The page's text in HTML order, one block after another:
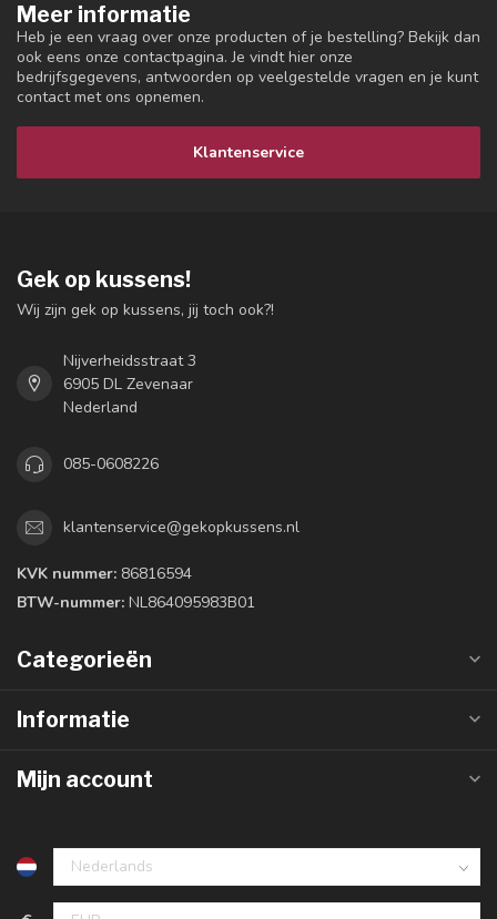
Meer informatie
Heb je een vraag over onze producten of je bestelling? Bekijk dan
ook eens onze contactpagina. Je vindt hier onze
bedrijfsgegevens, antwoorden op veelgestelde vragen en je kunt
contact met ons opnemen.
Klantenservice
Gek op kussens!
Wij zijn gek op kussens, jij toch ook?!
Nijverheidsstraat 3
6905 DL Zevenaar
Nederland
085-0608226
klantenservice@gekopkussens.nl
KVK nummer: 86816594
BTW-nummer: NL864095983B01
Categorieën
Informatie
Mijn account